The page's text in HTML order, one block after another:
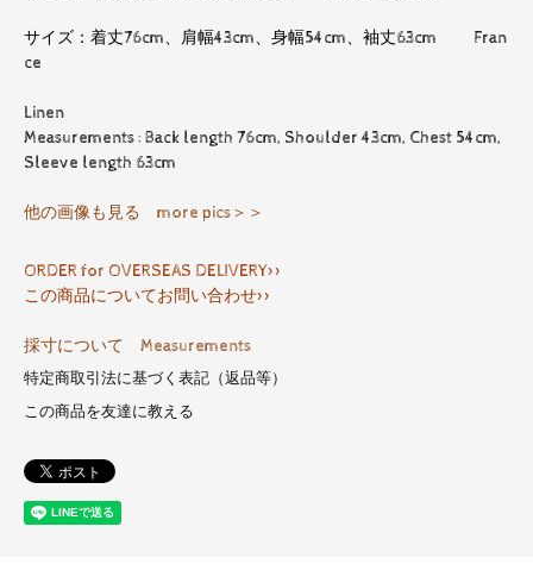
サイズ：着丈76cm、肩幅43cm、身幅54cm、袖丈63cm Fran
ce
Linen
Measurements : Back length 76cm, Shoulder 43cm, Chest 54cm,
Sleeve length 63cm
他の画像も見る more pics＞＞
ORDER for OVERSEAS DELIVERY>>
この商品についてお問い合わせ>>
採寸について Measurements
特定商取引法に基づく表記（返品等）
この商品を友達に教える